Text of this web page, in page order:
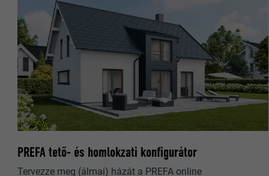
PREFA tető- és homlokzati konfigurátor
Tervezze meg (álmai) házát a PREFA online
FOLYAMAT
CÉL
FOLYAMAT
CÉL
NÉV